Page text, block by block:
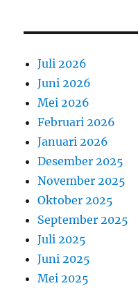
Juli 2026
Juni 2026
Mei 2026
Februari 2026
Januari 2026
Desember 2025
November 2025
Oktober 2025
September 2025
Juli 2025
Juni 2025
Mei 2025